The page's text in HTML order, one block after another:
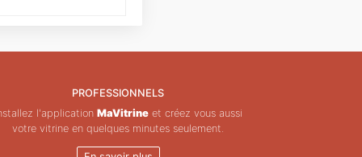
PROFESSIONNELS
l'application MaVitrineet créez vous aussi
votre vitrine en quelques minutes seulement.